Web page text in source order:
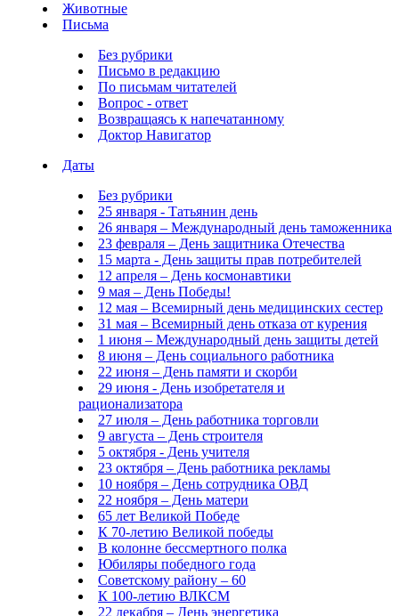
Животные
Письма
Без рубрики
Письмо в редакцию
По письмам читателей
Вопрос - ответ
Возвращаясь к напечатанному
Доктор Навигатор
Даты
Без рубрики
25 января - Татьянин день
26 января – Международный день таможенника
23 февраля – День защитника Отечества
15 марта - День защиты прав потребителей
12 апреля – День космонавтики
9 мая – День Победы!
12 мая – Всемирный день медицинских сестер
31 мая – Всемирный день отказа от курения
1 июня – Международный день защиты детей
8 июня – День социального работника
22 июня – День памяти и скорби
29 июня - День изобретателя и
рационализатора
27 июля – День работника торговли
9 августа – День строителя
5 октября - День учителя
23 октября – День работника рекламы
10 ноября – День сотрудника ОВД
22 ноября – День матери
65 лет Великой Победе
К 70-летию Великой победы
В колонне бессмертного полка
Юбиляры победного года
Советскому району – 60
К 100-летию ВЛКСМ
22 декабря – День энергетика